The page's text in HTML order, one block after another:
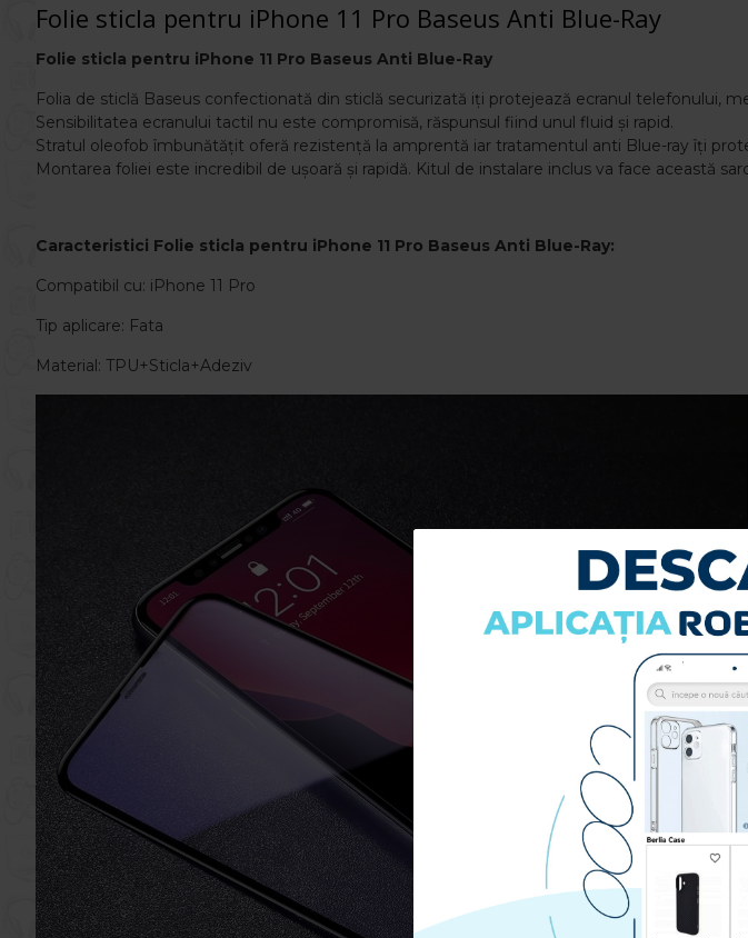
Folie sticla pentru iPhone 11 Pro Baseus Anti Blue-Ray
Folie sticla pentru iPhone 11 Pro Baseus Anti Blue-Ray
Folia de sticlă Baseus confectionată din sticlă securizată iți protejează ecranul telefonului,
Sensibilitatea ecranului tactil nu este compromisă, răspunsul fiind unul fluid și rapid.
Stratul oleofob îmbunătățit oferă rezistență la amprentă iar tratamentul anti Blue-ray îți
Montarea foliei este incredibil de ușoară și rapidă. Kitul de instalare inclus va face această
Caracteristici Folie sticla pentru iPhone 11 Pro Baseus Anti Blue-Ray:
Compatibil cu: iPhone 11 Pro
Tip aplicare: Fata
Material: TPU+Sticla+Adeziv